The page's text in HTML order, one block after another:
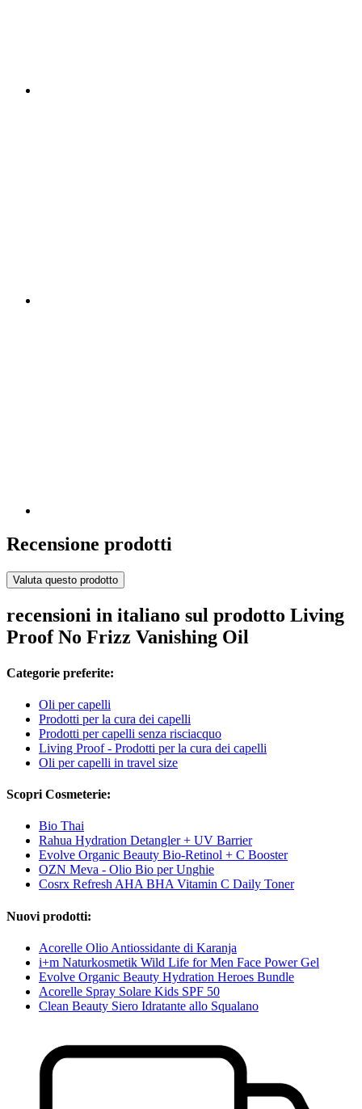
Recensione prodotti
Valuta questo prodotto
recensioni in italiano sul prodotto Living
Proof No Frizz Vanishing Oil
Categorie preferite:
Oli per capelli
Prodotti per la cura dei capelli
Prodotti per capelli senza risciacquo
Living Proof - Prodotti per la cura dei capelli
Oli per capelli in travel size
Scopri Cosmeterie:
Bio Thai
Rahua Hydration Detangler + UV Barrier
Evolve Organic Beauty Bio-Retinol + C Booster
OZN Meva - Olio Bio per Unghie
Cosrx Refresh AHA BHA Vitamin C Daily Toner
Nuovi prodotti:
Acorelle Olio Antiossidante di Karanja
i+m Naturkosmetik Wild Life for Men Face Power Gel
Evolve Organic Beauty Hydration Heroes Bundle
Acorelle Spray Solare Kids SPF 50
Clean Beauty Siero Idratante allo Squalano